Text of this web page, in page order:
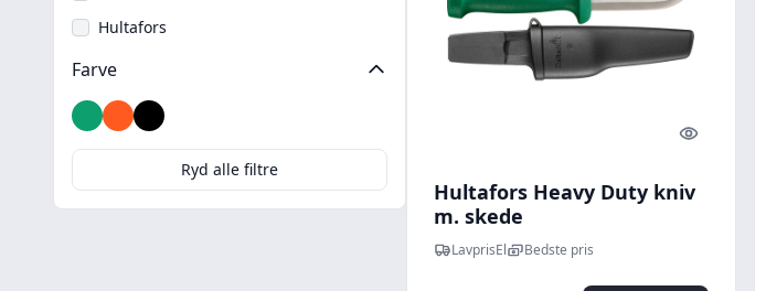
Hultafors
Farve
GrønOrange
Sort
Ryd alle filtre
Quick look
Hultafors Heavy Duty kniv
m. skede
LavprisEl Bedste pris